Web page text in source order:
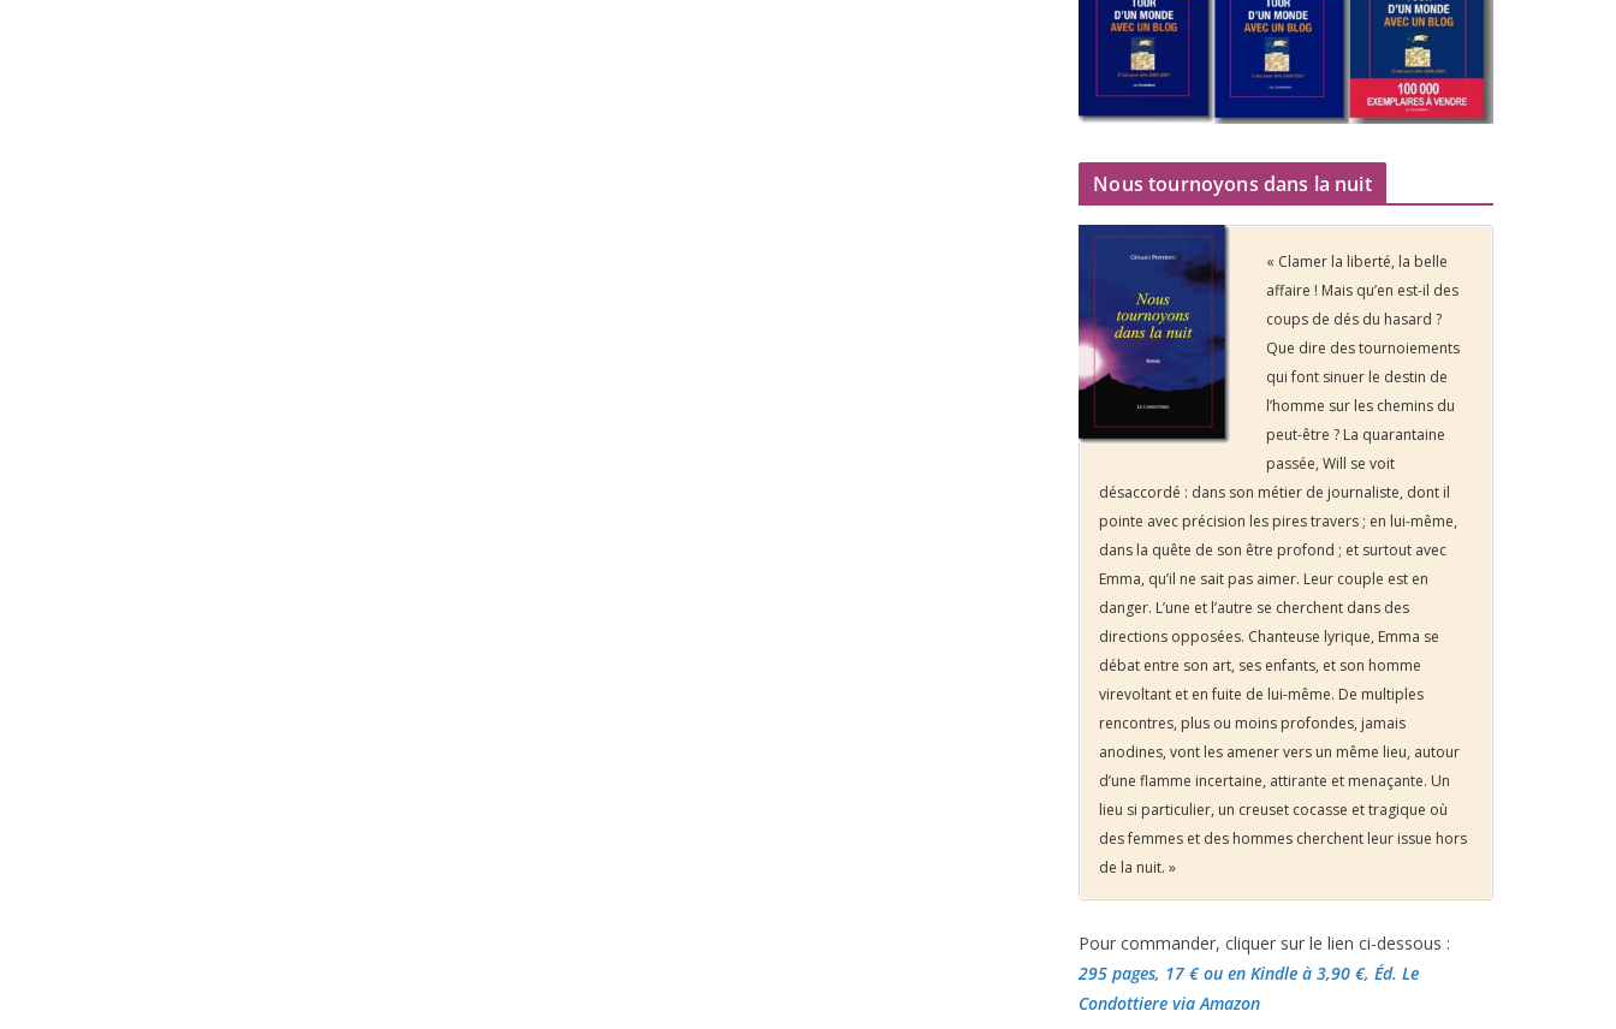
Nous tournoyons dans la nuit
« Clamer la liberté, la belle
affaire ! Mais qu’en est-il des
coups de dés du hasard ?
Que dire des tournoiements
qui font sinuer le destin de
l’homme sur les chemins du
peut-être ? La quarantaine
passée, Will se voit
désaccordé : dans son métier de journaliste, dont il
pointe avec précision les pires travers ; en lui-même,
dans la quête de son être profond ; et surtout avec
Emma, qu’il ne sait pas aimer. Leur couple est en
danger. L’une et l’autre se cherchent dans des
directions opposées. Chanteuse lyrique, Emma se
débat entre son art, ses enfants, et son homme
virevoltant et en fuite de lui-même. De multiples
rencontres, plus ou moins profondes, jamais
anodines, vont les amener vers un même lieu, autour
d’une flamme incertaine, attirante et menaçante. Un
lieu si particulier, un creuset cocasse et tragique où
des femmes et des hommes cherchent leur issue hors
de la nuit. »
Pour commander, cliquer sur le lien ci-dessous :
295 pages, 17 €ou en Kindle à 3,90 €, Éd. Le
Condottiere via Amazon